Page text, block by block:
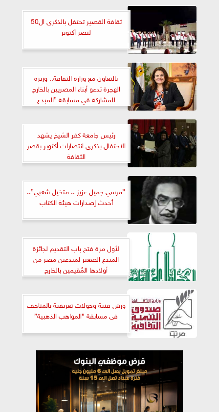
ثقافة القصير تحتفل بالذكرى ال50
لنصر أكتوبر
بالتعاون مع وزارة الثقافة.. وزيرة
الهجرة تدعو أبناء المصريين بالخارج
للمشاركة في مسابقة ”المبدع
الصغير”
رئيس جامعة كفر الشيخ يشهد
الاحتفال بذكرى انتصارات أكتوبر بقصر
الثقافة
”مرسي جميل عزيز .. متخيل شعبي”..
أحدث إصدارات هيئة الكتاب
لأول مرة فتح باب التقديم لجائزة
المبدع الصغير لمبدعين مصر من
أولادها المُقيمين بالخارج
ورش فنية وجولات تعريفية بالمتاحف
فى مسابقة ”المواهب الذهبية”